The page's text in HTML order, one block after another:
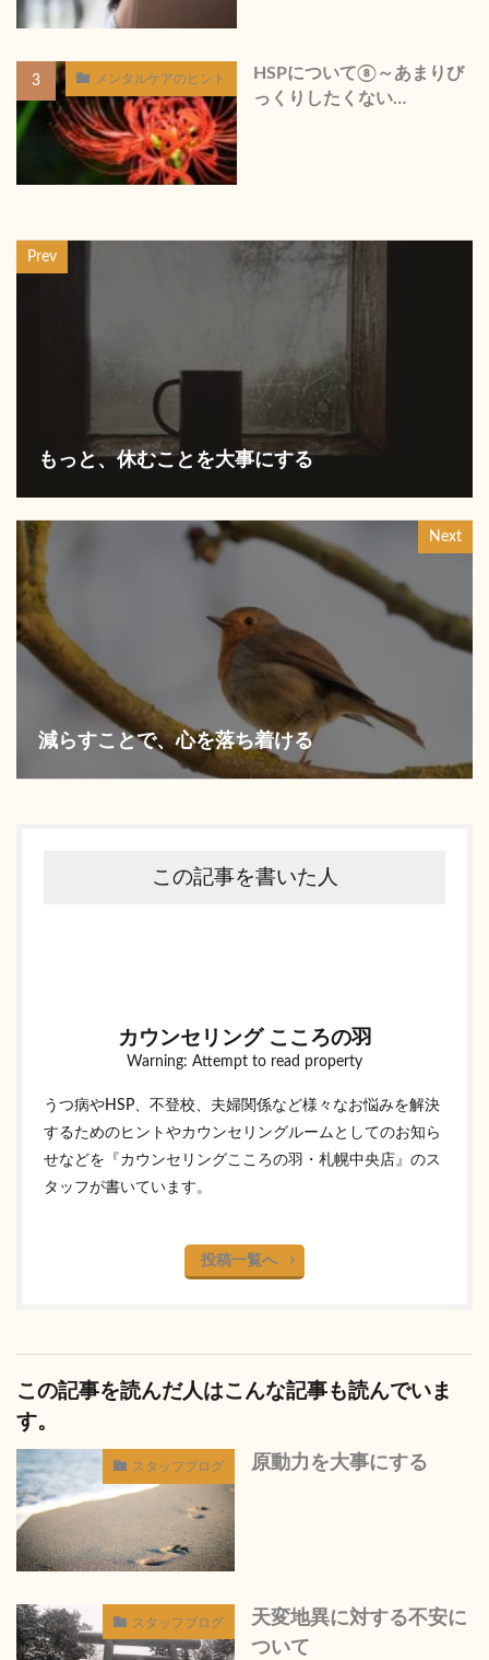
メンタルケアのヒント
HSPについて⑧～あまりび
っくりしたくない…
Prev
もっと、休むことを大事にする
Next
減らすことで、心を落ち着ける
この記事を書いた人
カウンセリング こころの羽
Warning: Attempt to read property
うつ病やHSP、不登校、夫婦関係など様々なお悩みを解決
するためのヒントやカウンセリングルームとしてのお知ら
せなどを『カウンセリングこころの羽・札幌中央店』のス
タッフが書いています。
投稿一覧へ
この記事を読んだ人はこんな記事も読んでいま
す。
スタッフブログ 原動力を大事にする
スタッフブログ
天変地異に対する不安に
ついて